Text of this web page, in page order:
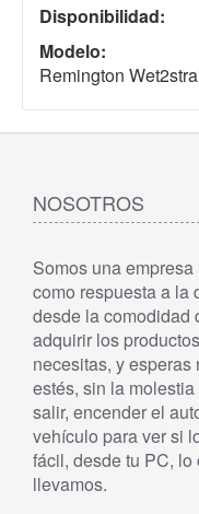
Disponibilidad:
Modelo:
Remington
NOSOTROS
Somos una
como respuesta a la
desde la comodidad
adquirir los
necesitas, y
estés, sin la
salir, encender el
vehículo para ver si
fácil, desde tu PC,
llevamos.